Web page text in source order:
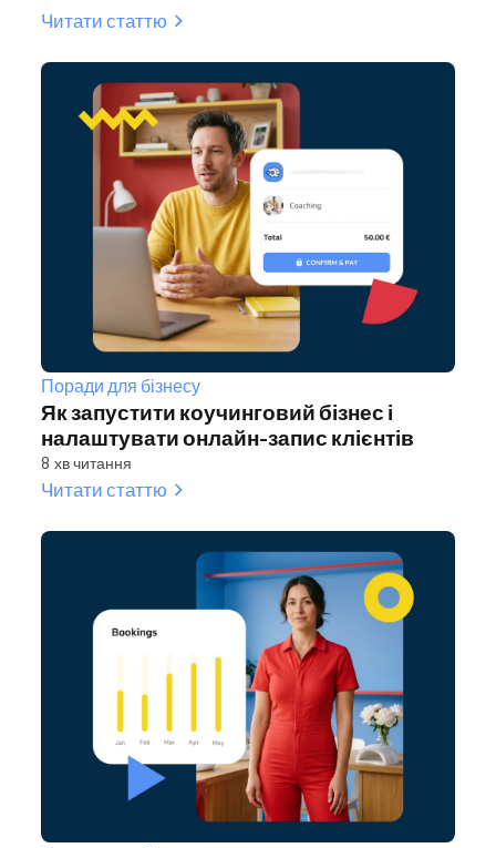
Читати статтю
Поради для бізнесу
Як запустити коучинговий бізнес і
налаштувати онлайн‑запис клієнтів
8 хв читання
Читати статтю